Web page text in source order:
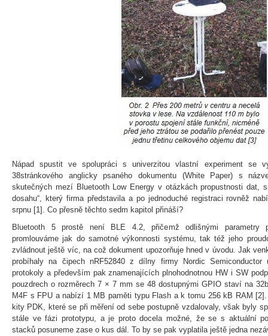
Nápad spustit ve spolupráci s univerzitou vlastní experiment se
38stránkového anglicky psaného dokumentu (White Paper) s
skutečných mezí Bluetooth Low Energy v otázkách propustnosti dat,
dosahu“, který firma představila a po jednoduché registraci rovněž
srpnu [1]. Co přesně těchto sedm kapitol přináší?
Bluetooth 5 prostě není BLE 4.2, přičemž odlišnými parametry
promlouváme jak do samotné výkonnosti systému, tak též jeho
zvládnout ještě víc, na což dokument upozorňuje hned v úvodu. Jak
probíhaly na čipech nRF52840 z dílny firmy Nordic
protokoly a především pak znamenajících plnohodnotnou HW i SW
pouzdrech o rozměrech 7 × 7 mm se 48 dostupnými GPIO staví na
M4F s FPU a nabízí 1 MB paměti typu Flash a k tomu 256 kB RAM
kity PDK, které se při měření od sebe postupně vzdalovaly, však byly
stále ve fázi prototypu, a je proto docela možné, že se s aktuální
stacků posuneme zase o kus dál. To by se pak vyplatila ještě jedna